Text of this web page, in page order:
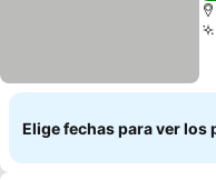
Elige fechas para ver los